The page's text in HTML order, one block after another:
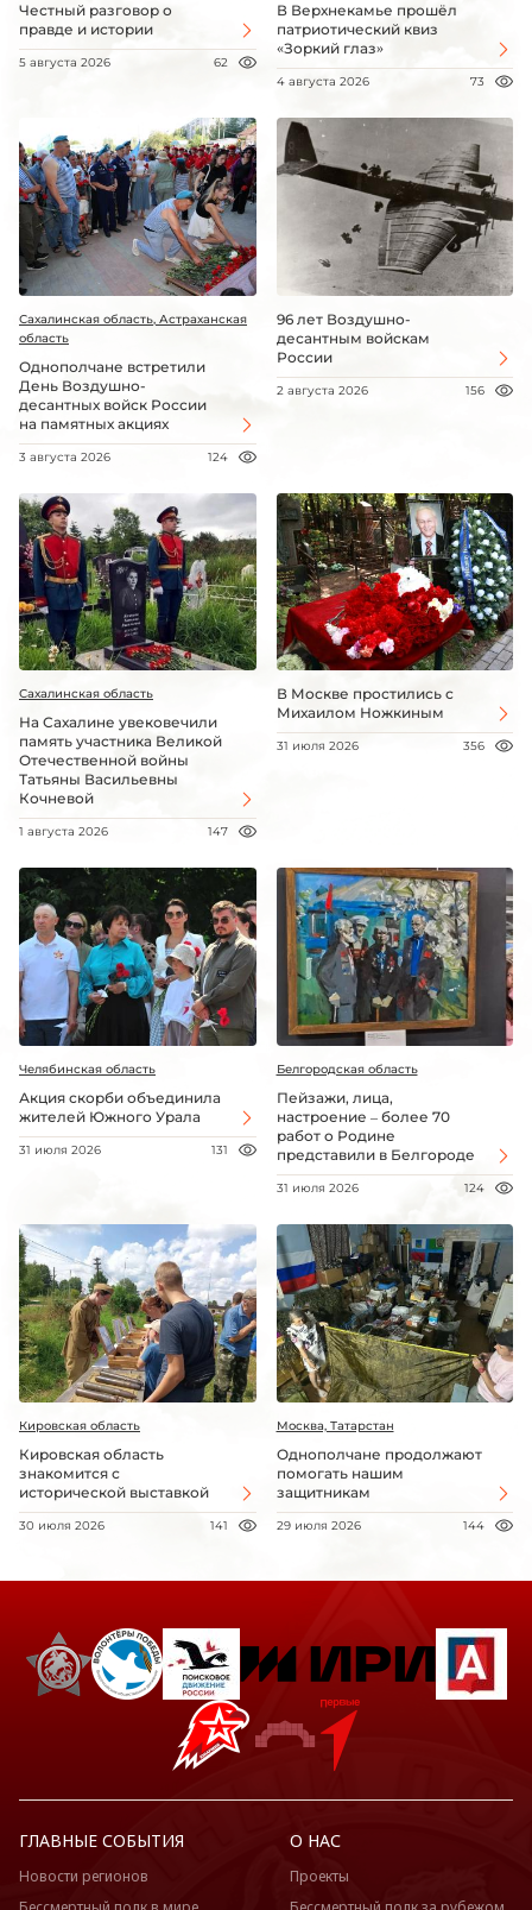
Честный разговор о
правде и истории
5 августа 2026 62
В Верхнекамье прошёл
патриотический квиз
«Зоркий глаз»
4 августа 2026 73
Сахалинская область, Астраханская
область
Однополчане встретили
День Воздушно-
десантных войск России
на памятных акциях
3 августа 2026 124
96 лет Воздушно-
десантным войскам
России
2 августа 2026 156
Сахалинская область
На Сахалине увековечили
память участника Великой
Отечественной войны
Татьяны Васильевны
Кочневой
1 августа 2026 147
В Москве простились с
Михаилом Ножкиным
31 июля 2026 356
Челябинская область
Акция скорби объединила
жителей Южного Урала
31 июля 2026 131
Белгородская область
Пейзажи, лица,
настроение – более 70
работ о Родине
представили в Белгороде
31 июля 2026 124
Кировская область
Кировская область
знакомится с
исторической выставкой
30 июля 2026 141
Москва, Татарстан
Однополчане продолжают
помогать нашим
защитникам
29 июля 2026 144
ГЛАВНЫЕ СОБЫТИЯ
Новости регионов
О НАС
Проекты